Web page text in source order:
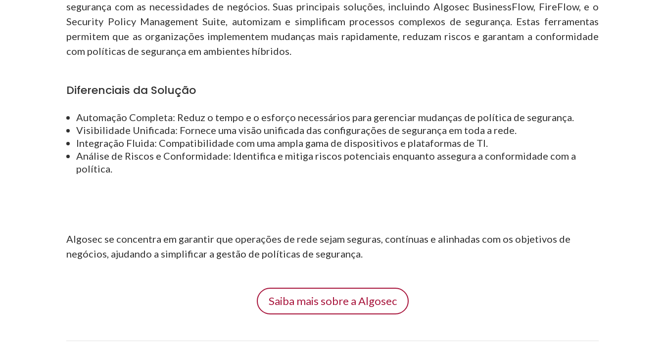
segurança com as necessidades de negócios. Suas principais soluções, incluindo Algosec BusinessFlow, FireFlow, e o
Security Policy Management Suite, automizam e simplificam processos complexos de segurança. Estas ferramentas
permitem que as organizações implementem mudanças mais rapidamente, reduzam riscos e garantam a conformidade
com políticas de segurança em ambientes híbridos.
Diferenciais da Solução
Automação Completa: Reduz o tempo e o esforço necessários para gerenciar mudanças de política de segurança.
Visibilidade Unificada: Fornece uma visão unificada das configurações de segurança em toda a rede.
Integração Fluida: Compatibilidade com uma ampla gama de dispositivos e plataformas de TI.
Análise de Riscos e Conformidade: Identifica e mitiga riscos potenciais enquanto assegura a conformidade com a
política.
Algosec se concentra em garantir que operações de rede sejam seguras, contínuas e alinhadas com os objetivos de
negócios, ajudando a simplificar a gestão de políticas de segurança.
Saiba mais sobre a Algosec